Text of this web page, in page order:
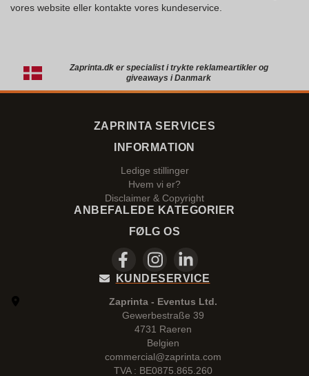
vores website eller kontakte vores kundeservice.
Zaprinta.dk er specialist i trykte reklameartikler og
giveaways i Danmark
ZAPRINTA SERVICES
INFORMATION
Ledige stillinger
Hvem vi er?
Disclaimer & Copyright
ANBEFALEDE KATEGORIER
FØLG OS
KUNDESERVICE
Zaprinta - Eventus Ltd.
Gewerbestraße 39
4731 Raeren
Belgien
commercial@zaprinta.com
TVA : BE0875.865.260